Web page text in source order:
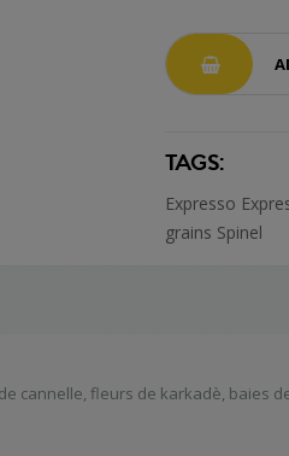
TAGS:
Expresso
grains Spinel
cannelle, fleurs de karkadè, baies